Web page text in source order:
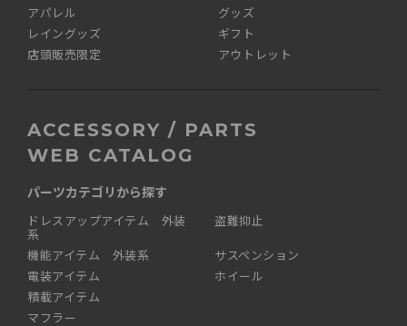
アパレル
グッズ
レイングッズ
ギフト
店頭販売限定
アウトレット
ACCESSORY / PARTS
WEB CATALOG
パーツカテゴリから探す
ドレスアップアイテム 外装
系
機能アイテム 外装系
電装アイテム
積載アイテム
マフラー
盗難抑止
サスペンション
ホイール